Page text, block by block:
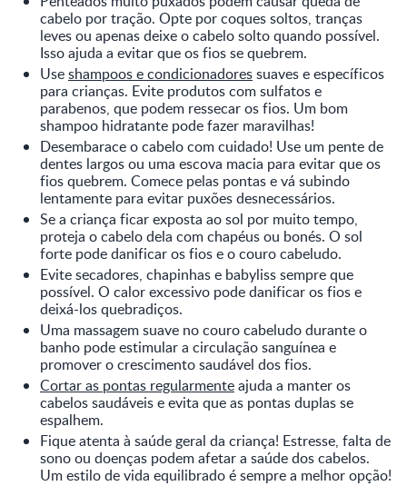
cabelo por tração. Opte por coques soltos, tranças
leves ou apenas deixe o cabelo solto quando possível.
Isso ajuda a evitar que os fios se quebrem.
Useshampoos e condicionadoressuaves e específicos
para crianças. Evite produtos com sulfatos e
parabenos, que podem ressecar os fios. Um bom
shampoo hidratante pode fazer maravilhas!
Desembarace o cabelo com cuidado! Use um pente de
dentes largos ou uma escova macia para evitar que os
fios quebrem. Comece pelas pontas e vá subindo
lentamente para evitar puxões desnecessários.
Se a criança ficar exposta ao sol por muito tempo,
proteja o cabelo dela com chapéus ou bonés. O sol
forte pode danificar os fios e o couro cabeludo.
Evite secadores, chapinhas e babyliss sempre que
possível. O calor excessivo pode danificar os fios e
deixá-los quebradiços.
Uma massagem suave no couro cabeludo durante o
banho pode estimular a circulação sanguínea e
promover o crescimento saudável dos fios.
Cortar as pontas regularmenteajuda a manter os
cabelos saudáveis e evita que as pontas duplas se
espalhem.
Fique atenta à saúde geral da criança! Estresse, falta de
sono ou doenças podem afetar a saúde dos cabelos.
Um estilo de vida equilibrado é sempre a melhor opção!